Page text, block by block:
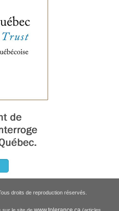
droits de reproduction réservés.